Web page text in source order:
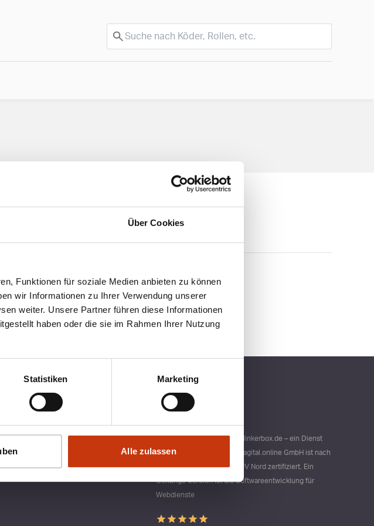
Über Cookies
Funktionen für soziale Medien anbieten zu können
wir Informationen zu Ihrer Verwendung unserer
weiter. Unsere Partner führen diese Informationen
haben oder die sie im Rahmen Ihrer Nutzung
Statistiken Marketing
Alle zulassen
Qualitätsmanagement bei blinkerbox.de – ein Dienst
der agital.online GmbH Die agital.online GmbH ist nach
DIN ISO 9001 durch den TÜV Nord zertifiziert. Ein
Geltungs-bereich ist die Softwareentwicklung für
Webdienste